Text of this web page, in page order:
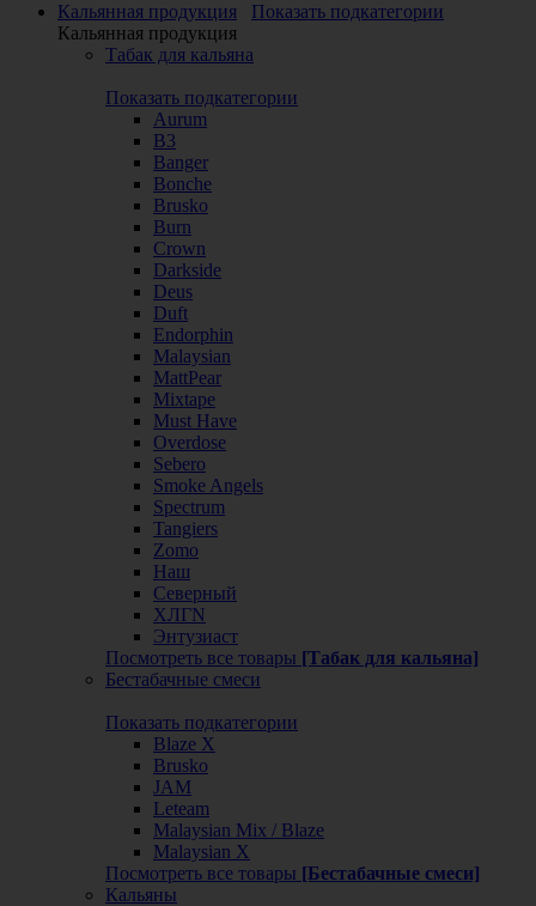
Кальянная продукция
Показать подкатегории
Кальянная продукция
Табак для кальяна
Показать подкатегории
Aurum
B3
Banger
Bonche
Brusko
Burn
Crown
Darkside
Deus
Duft
Endorphin
Malaysian
MattPear
Mixtape
Must Have
Overdose
Sebero
Smoke Angels
Spectrum
Tangiers
Zomo
Наш
Северный
ХЛГN
Энтузиаст
Посмотреть все товары [Табак для кальяна]
Бестабачные смеси
Показать подкатегории
Blaze X
Brusko
JAM
Leteam
Malaysian Mix / Blaze
Malaysian X
Посмотреть все товары [Бестабачные смеси]
Кальяны